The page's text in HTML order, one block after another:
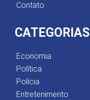
Contato
CATEGORIAS
Economia
Política
Polícia
Entretenimento